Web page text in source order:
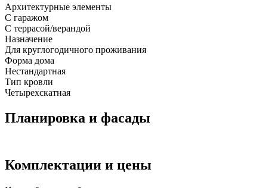
Архитектурные элементы
С гаражом
С террасой/верандой
Назначение
Для круглогодичного проживания
Форма дома
Нестандартная
Тип кровли
Четырехскатная
Планировка и фасады
Комплектации и цены